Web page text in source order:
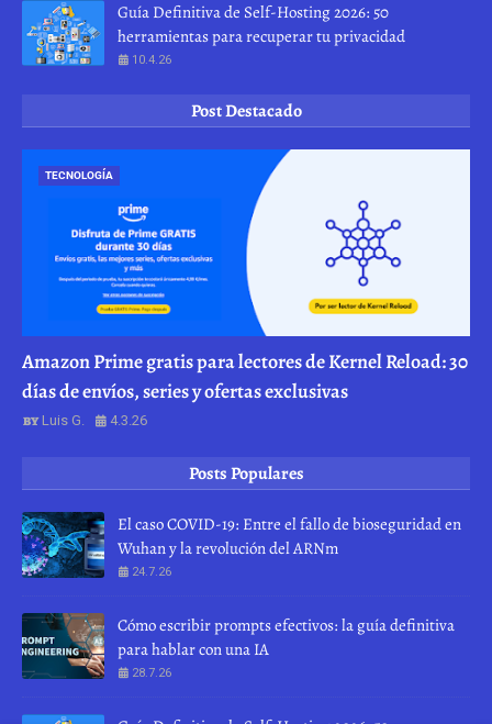
Guía Definitiva de Self-Hosting 2026: 50
herramientas para recuperar tu privacidad
10.4.26
Post Destacado
TECNOLOGÍA
Amazon Prime gratis para lectores de Kernel Reload: 30
días de envíos, series y ofertas exclusivas
Luis G. 4.3.26
Posts Populares
El caso COVID-19: Entre el fallo de bioseguridad en
Wuhan y la revolución del ARNm
24.7.26
Cómo escribir prompts efectivos: la guía definitiva
para hablar con una IA
28.7.26